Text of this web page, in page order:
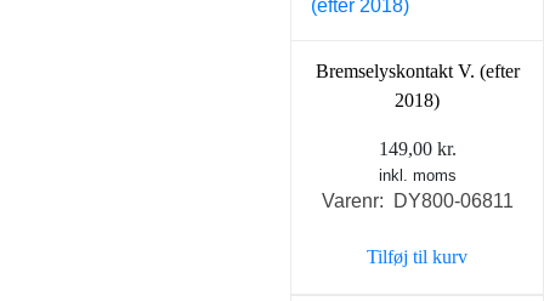
Bremselyskontakt V. (efter
2018)
149,00 kr.
inkl. moms
Varenr: DY800-06811
Tilføj til kurv